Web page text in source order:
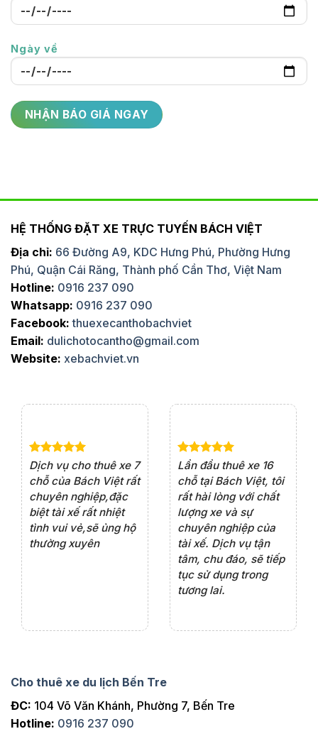
Ngày về
HỆ THỐNG ĐẶT XE TRỰC TUYẾN BÁCH VIỆT
Địa chỉ: 66 Đường A9, KDC Hưng Phú, Phường Hưng
Phú, Quận Cái Răng, Thành phố Cần Thơ, Việt Nam
Hotline: 0916 237 090
Whatsapp: 0916 237 090
Facebook: thuexecanthobachviet
Email: dulichotocantho@gmail.com
Website: xebachviet.vn
Dịch vụ cho thuê xe 7
chỗ của Bách Việt rất
chuyên nghiệp,đặc
biệt tài xế rất nhiệt
tình vui vẻ,sẽ ủng hộ
thường xuyên
Lần đầu thuê xe 16
chỗ tại Bách Việt, tôi
rất hài lòng với chất
lượng xe và sự
chuyên nghiệp của
tài xế. Dịch vụ tận
tâm, chu đáo, sẽ tiếp
tục sử dụng trong
tương lai.
Cho thuê xe du lịch Bến Tre
ĐC: 104 Võ Văn Khánh, Phường 7, Bến Tre
Hotline: 0916 237 090